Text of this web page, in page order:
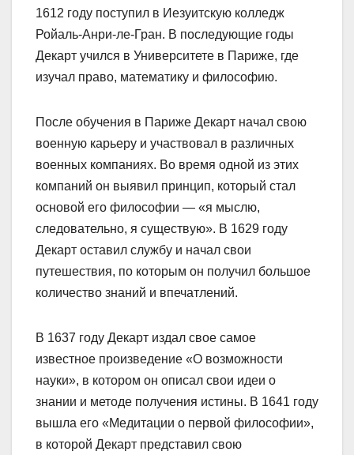
1612 году поступил в Иезуитскую колледж
Ройаль-Анри-ле-Гран. В последующие годы
Декарт учился в Университете в Париже, где
изучал право, математику и философию.
После обучения в Париже Декарт начал свою
военную карьеру и участвовал в различных
военных компаниях. Во время одной из этих
компаний он выявил принцип, который стал
основой его философии — «я мыслю,
следовательно, я существую». В 1629 году
Декарт оставил службу и начал свои
путешествия, по которым он получил большое
количество знаний и впечатлений.
В 1637 году Декарт издал свое самое
известное произведение «О возможности
науки», в котором он описал свои идеи о
знании и методе получения истины. В 1641 году
вышла его «Медитации о первой философии»,
в которой Декарт представил свою